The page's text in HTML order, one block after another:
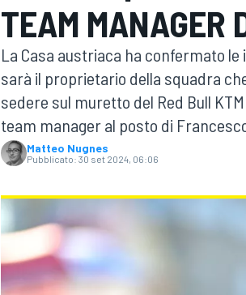
MOTOGP WEC
WRC
TEAM
La Casa austriaca ha confermato
sarà il proprietario della squadra
sedere sul muretto del Red Bull
team manager al posto di
Matteo Nugnes
Pubblicato: 30 set 2024, 06:06